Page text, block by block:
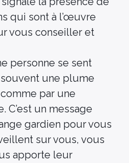
qui sont à l’œuvre
vous conseiller et
personne se sent
une plume
par une
C’est un message
gardien pour vous
sur vous, vous
apporte leur